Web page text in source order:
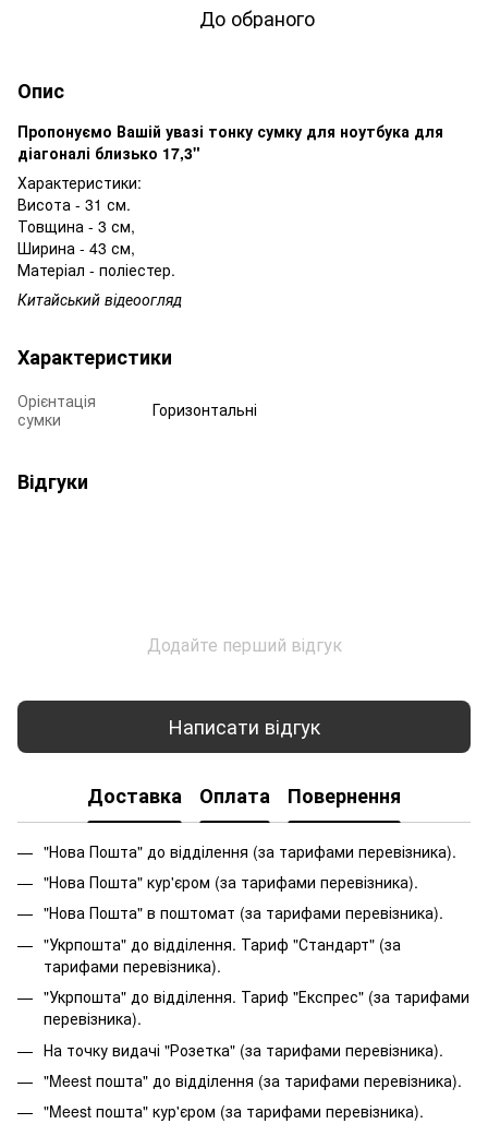
До обраного
Опис
Пропонуємо Вашій увазі тонку сумку для ноутбука для
діагоналі близько 17,3"
Характеристики:
Висота - 31 см.
Товщина - 3 см,
Ширина - 43 см,
Матеріал - поліестер.
Китайський відеоогляд
Характеристики
Орієнтація
сумки
Горизонтальні
Відгуки
Додайте перший відгук
Написати відгук
Доставка Оплата Повернення
"Нова Пошта" до відділення (за тарифами перевізника).
"Нова Пошта" кур'єром (за тарифами перевізника).
"Нова Пошта" в поштомат (за тарифами перевізника).
"Укрпошта" до відділення. Тариф "Стандарт" (за
тарифами перевізника).
"Укрпошта" до відділення. Тариф "Експрес" (за тарифами
перевізника).
На точку видачі "Розетка" (за тарифами перевізника).
"Meest пошта" до відділення (за тарифами перевізника).
"Meest пошта" кур'єром (за тарифами перевізника).